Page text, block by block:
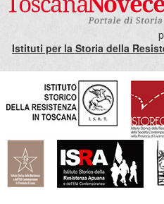
Istituti per la Storia della